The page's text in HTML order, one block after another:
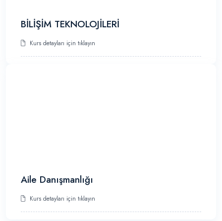
BİLİŞİM TEKNOLOJİLERİ
Kurs detayları için tıklayın
Aile Danışmanlığı
Kurs detayları için tıklayın